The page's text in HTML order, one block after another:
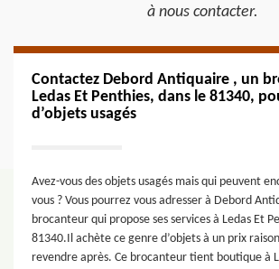
à nous contacter.
Contactez Debord Antiquaire , un
Ledas Et Penthies, dans le 81340,
d’objets usagés
Avez-vous des objets usagés mais qui peuvent
vous ? Vous pourrez vous adresser à Debord
brocanteur qui propose ses services à Ledas Et
81340.Il achète ce genre d’objets à un prix
revendre après. Ce brocanteur tient boutique à